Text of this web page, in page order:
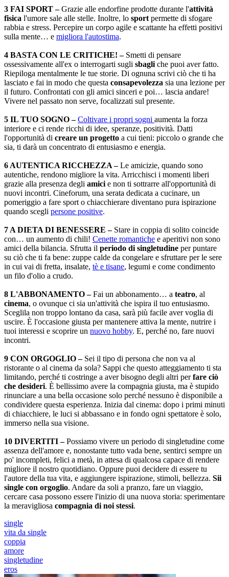
3 FAI SPORT –Grazie alle endorfine prodotte durante l'attività
fisica l'umore sale alle stelle. Inoltre, lo sport permette di sfogare
rabbia e stress. Percepire un corpo agile e scattante ha effetti positivi
sulla mente… e migliora l'autostima.
4 BASTA CON LE CRITICHE! –Smetti di pensare
ossessivamente all'ex o interrogarti sugli sbagli che puoi aver fatto.
Riepiloga mentalmente le tue storie. Di ognuna scrivi ciò che ti ha
lasciato e fai in modo che questa consapevolezza sia una lezione per
il futuro. Confrontati con gli amici sinceri e poi… lascia andare!
Vivere nel passato non serve, focalizzati sul presente.
5 IL TUO SOGNO – Coltivare i propri sogni aumenta la forza
interiore e ci rende ricchi di idee, speranze, positività. Datti
l'opportunità di creare un progetto a cui tieni: piccolo o grande che
sia, ti darà un concentrato di entusiasmo e energia.
6 AUTENTICA RICCHEZZA –Le amicizie, quando sono
autentiche, rendono migliore la vita. Arricchisci i momenti liberi
grazie alla presenza degli amici e non ti sottrarre all'opportunità di
nuovi incontri. Cineforum, una serata dedicata a cucinare, un
pomeriggio a fare sport o chiacchierare diventano pura ispirazione
quando scegli persone positive.
7 A DIETA DI BENESSERE –Stare in coppia di solito coincide
con… un aumento di chili! Cenette romantiche e aperitivi non sono
amici della bilancia. Sfrutta il periodo di singletudine per puntare
su ciò che ti fa bene: zuppe calde da congelare e sfruttare per le sere
in cui vai di fretta, insalate, tè e tisane, legumi e come condimento
un filo d'olio a crudo.
8 L'ABBONAMENTO –Fai un abbonamento… a teatro, al
cinema, o ovunque ci sia un'attività che ispira il tuo entusiasmo.
Sceglila non troppo lontano da casa, sarà più facile aver voglia di
uscire. È l'occasione giusta per mantenere attiva la mente, nutrire i
tuoi interessi e scoprire un nuovo hobby. E, perché no, fare nuovi
incontri.
9 CON ORGOGLIO –Sei il tipo di persona che non va al
ristorante o al cinema da sola? Sappi che questo atteggiamento ti sta
limitando, perché ti costringe a aver bisogno degli altri perfare ciò
che desideri. È bellissimo avere la compagnia giusta, ma è stupido
rinunciare a una bella occasione solo perché nessuno è disponibile a
condividere questa esperienza. Inizia dal cinema: dopo i primi minuti
di chiacchiere, le luci si abbassano e in fondo ogni spettatore è solo,
immerso nella sua visione.
10 DIVERTITI –Possiamo vivere un periodo di singletudine come
assenza dell'amore e, nonostante tutto vada bene, sentirci sempre un
po' incompleti, felici a metà, in attesa di qualcosa capace di rendere
migliore il nostro quotidiano. Oppure puoi decidere di essere tu
l'autore della tua vita, e aggiungere ispirazione, stimoli, bellezza. Sii
single con orgoglio. Andare da soli a pranzo, fare un viaggio,
cercare casa possono essere l'inizio di una nuova storia: sperimentare
la meravigliosa compagnia di noi stessi.
single
vita da single
coppia
amore
singletudine
eros